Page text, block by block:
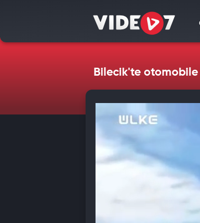
Bilecik'te